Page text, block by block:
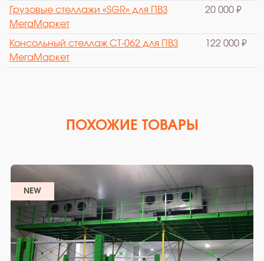
Грузовые стеллажи «SGR» для ПВЗ
МегаМаркет
20 000 ₽
Консольный стеллаж СТ-062 для ПВЗ
МегаМаркет
122 000 ₽
ПОХОЖИЕ ТОВАРЫ
NEW